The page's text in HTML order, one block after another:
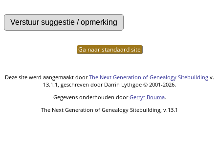
Ga naar standaard site
Deze site werd aangemaakt doorThe Next Generation of Genealogy Sitebuilding v.
13.1.1, geschreven door Darrin Lythgoe © 2001-2026.
Gegevens onderhouden doorGerryt Bouma.
The Next Generation of Genealogy Sitebuilding, v.13.1